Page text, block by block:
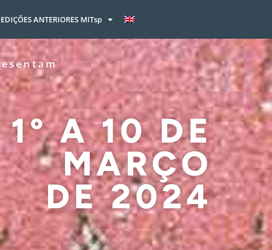
EDIÇÕES ANTERIORES MITsp
1º A 10 DE
MARÇO
DE 2024